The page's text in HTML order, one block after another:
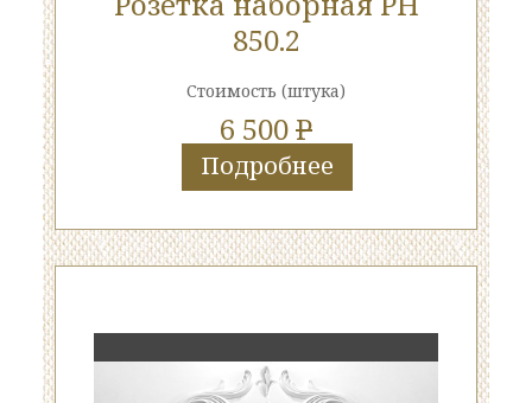
850.2
Стоимость (штука)
6 500P
Подробнее